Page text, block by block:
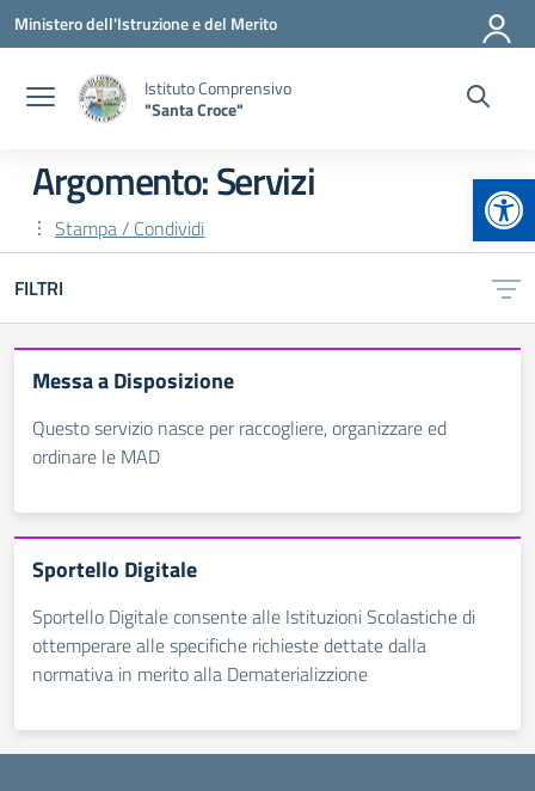
Vai ai contenuti
Vai al menu di navigazione
Vai al footer
Ministero dell'Istruzione e del Merito
Istituto Comprensivo
"Santa Croce"
Argomento: Servizi
Stampa / Condividi
FILTRI
Messa a Disposizione
Questo servizio nasce per raccogliere, organizzare ed
ordinare le MAD
Sportello Digitale
Sportello Digitale consente alle Istituzioni Scolastiche di
ottemperare alle specifiche richieste dettate dalla
normativa in merito alla Dematerializzione